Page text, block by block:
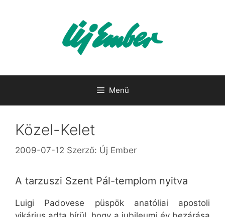
Menü
Közel-Kelet
2009-07-12 Szerző: Új Ember
A tarzuszi Szent Pál-templom nyitva
Luigi Padovese püspök anatóliai apostoli